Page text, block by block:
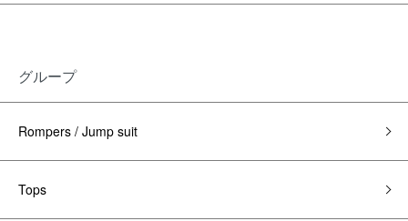
グループ
Rompers / Jump suit
Tops